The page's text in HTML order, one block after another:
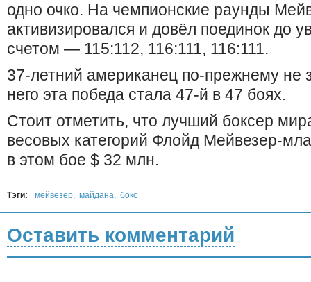
одно очко. На чемпионские раунды
активизировался и довёл поединок до
счетом — 115:112, 116:111, 116:111.
37-летний американец по-прежнему не
него эта победа стала 47-й в 47 боях.
Стоит отметить, что лучший боксер
весовых категорий Флойд Мейвезер-
в этом бое $ 32 млн.
Тэги: мейвезер, майдана, бокс
Оставить комментарий